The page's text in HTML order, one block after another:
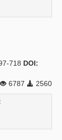
718 DOI:
6787
2560